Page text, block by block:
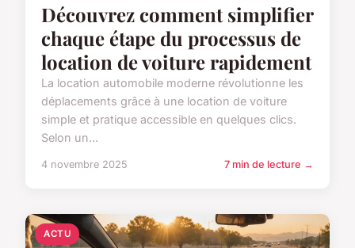
Découvrez comment simplifier
chaque étape du processus de
location de voiture rapidement
La location automobile moderne révolutionne les
déplacements grâce à une location de voiture
simple et pratique accessible en quelques clics.
Selon un...
4 novembre 2025 7 min de lecture →
ACTU